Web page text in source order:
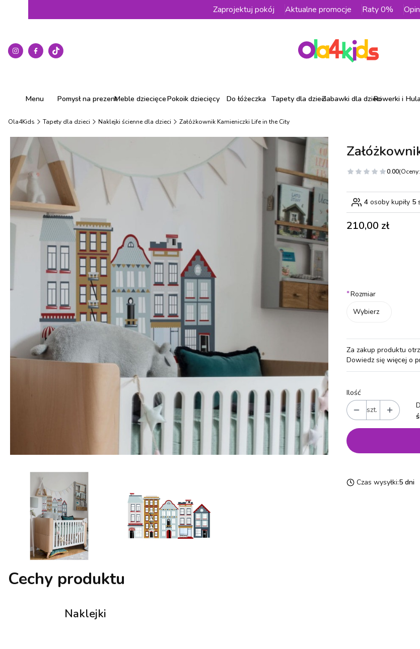
Zaprojektuj pokój Aktualne promocje Raty 0%
Menu Pomysł na prezentMeble dziecięcePokoik dziecięcy Do łóżeczka Tapety dla dzieciZabawki dla dzieciRowerki i
Ola4Kids Tapety dla dzieci Naklejki ścienne dla dzieci Załóżkownik Kamieniczki Life in the City
0.00
4 osoby kupiły 5
Cena
210,00 zł
*Rozmiar
Wybierz
Za zakup produktu
Dowiedz się więcej o
Ilość
szt.
Czas wysyłki:5 dni
Cechy produktu
Naklejki